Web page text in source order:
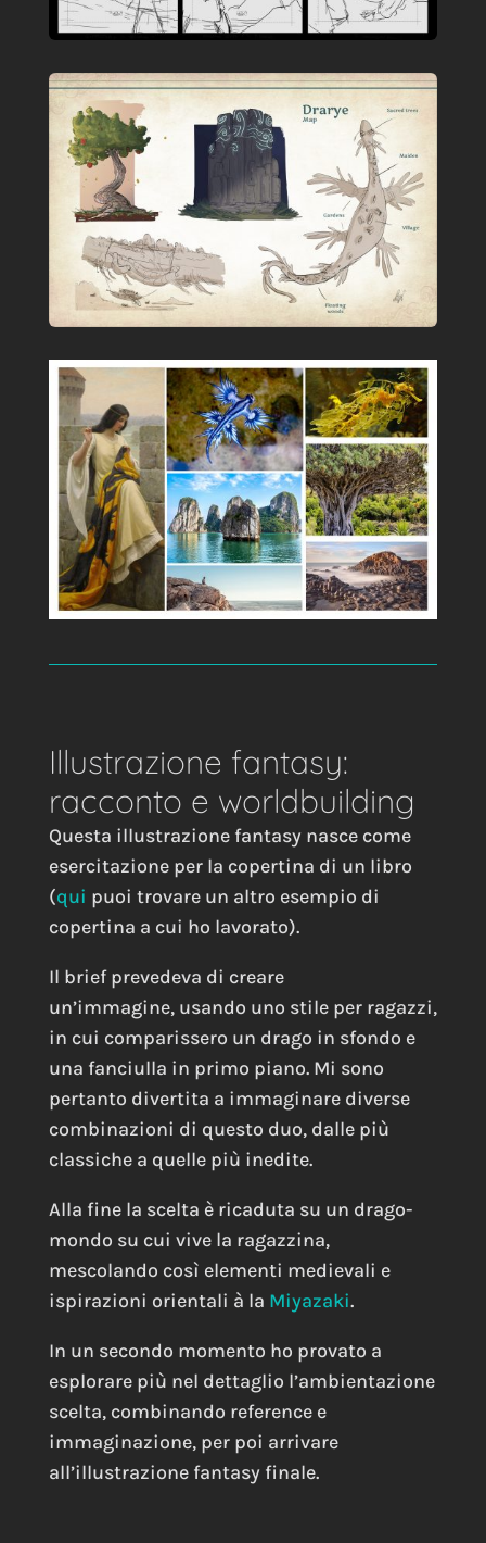
Illustrazione fantasy:
racconto e worldbuilding
Questa illustrazione fantasy nasce come
esercitazione per la copertina di un libro
(qui puoi trovare un altro esempio di
copertina a cui ho lavorato).
Il brief prevedeva di creare
un’immagine, usando uno stile per ragazzi,
in cui comparissero un drago in sfondo e
una fanciulla in primo piano. Mi sono
pertanto divertita a immaginare diverse
combinazioni di questo duo, dalle più
classiche a quelle più inedite.
Alla fine la scelta è ricaduta su un drago-
mondo su cui vive la ragazzina,
mescolando così elementi medievali e
ispirazioni orientali à la Miyazaki.
In un secondo momento ho provato a
esplorare più nel dettaglio l’ambientazione
scelta, combinando reference e
immaginazione, per poi arrivare
all’illustrazione fantasy finale.